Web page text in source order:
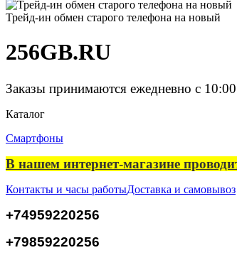
Трейд-ин обмен старого телефона на новый
256GB.RU
Заказы принимаются ежедневно с
Каталог
Смартфоны
В нашем интернет-магазине
Контакты и часы работыДоставка и самовывоз
+74959220256
+79859220256